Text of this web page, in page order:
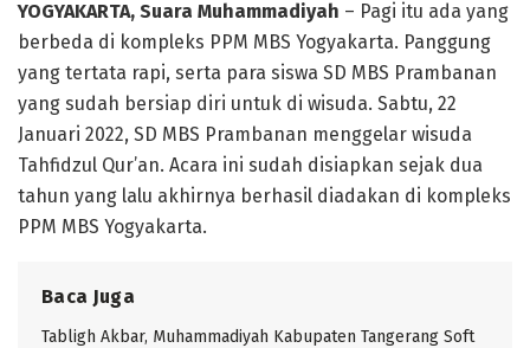
YOGYAKARTA, Suara Muhammadiyah – Pagi itu ada yang
berbeda di kompleks PPM MBS Yogyakarta. Panggung
yang tertata rapi, serta para siswa SD MBS Prambanan
yang sudah bersiap diri untuk di wisuda. Sabtu, 22
Januari 2022, SD MBS Prambanan menggelar wisuda
Tahfidzul Qur’an. Acara ini sudah disiapkan sejak dua
tahun yang lalu akhirnya berhasil diadakan di kompleks
PPM MBS Yogyakarta.
Baca Juga
Tabligh Akbar, Muhammadiyah Kabupaten Tangerang Soft